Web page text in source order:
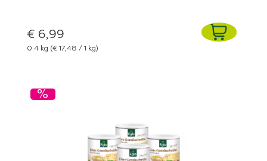
€ 6,99
0.4 kg (€ 17,48 / 1 kg)
%